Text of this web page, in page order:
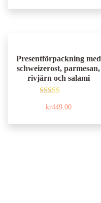
Presentförpackning med
schweizerost, parmesan,
rivjärn och salami
5.00
kr449.00